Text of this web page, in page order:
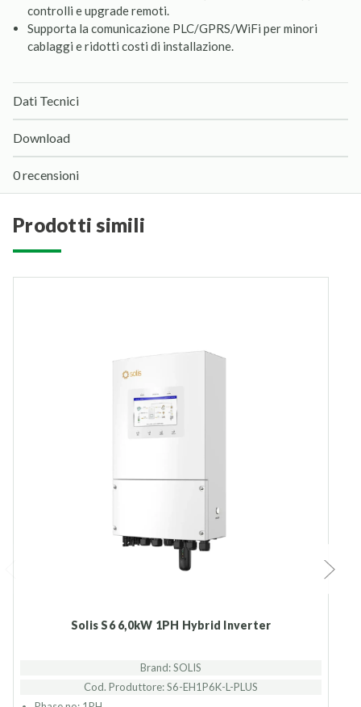
controlli e upgrade remoti.
Supporta la comunicazione PLC/GPRS/WiFi per minori
cablaggi e ridotti costi di installazione.
Dati Tecnici
Download
0 recensioni
prodotti simili
Solis S6 6,0kW 1PH Hybrid Inverter
Brand: SOLIS
Cod. Produttore: S6-EH1P6K-L-PLUS